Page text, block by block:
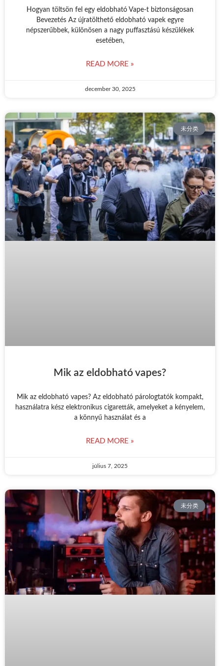
Hogyan töltsön fel egy eldobható Vape-t biztonságosan
Bevezetés Az újratölthető eldobható vapek egyre
népszerűbbek, különösen a nagy puffasztású készülékek
esetében,
READ MORE »
december 30, 2025
未分类
Mik az eldobható vapes?
Mik az eldobható vapes? Az eldobható párologtatók kompakt,
használatra kész elektronikus cigaretták, amelyeket a kényelem,
a könnyű használat és a
READ MORE »
július 7, 2025
未分类